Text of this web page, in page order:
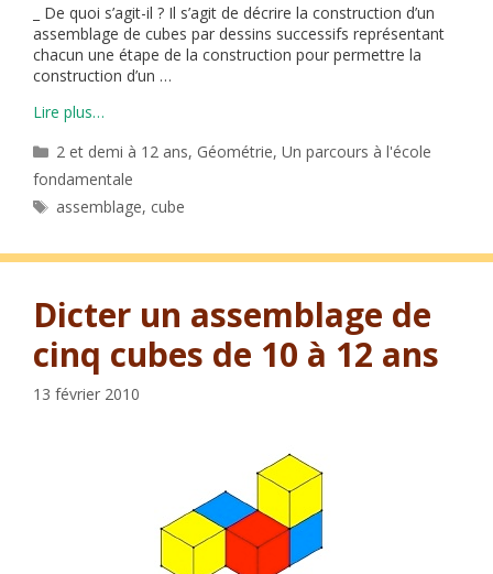
_ De quoi s’agit-il ? Il s’agit de décrire la construction d’un
assemblage de cubes par dessins successifs représentant
chacun une étape de la construction pour permettre la
construction d’un …
Lire plus…
Catégories
2 et demi à 12 ans, Géométrie,Un parcours à l'école
fondamentale
Étiquettes
assemblage, cube
Dicter un assemblage de
cinq cubes de 10 à 12 ans
13 février 2010